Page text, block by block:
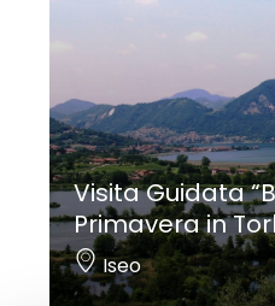
Visita Guidata
Primavera in
Iseo